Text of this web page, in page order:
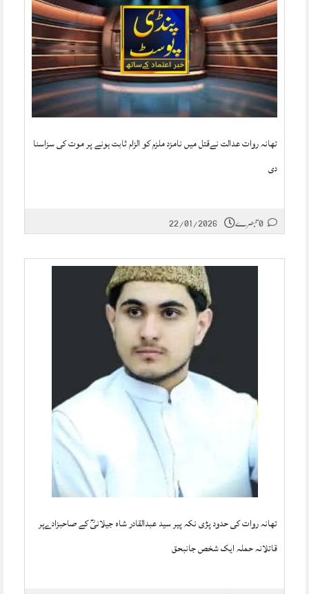
تھانہ روات عدالت نےقتل میں نامزد ملزم کو الزام ثابت ہونے پر موت کی سزاسنا
دی
22/01/2026
تھانہ روات کی حدود پڑی نکہ پیر سید عبدالقادر شاہ جیلانیؒ کے صاحبزادےپر
قاتلانہ حملہ ایک شخص جانبحق